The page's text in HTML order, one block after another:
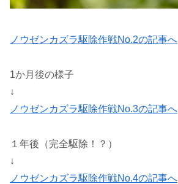
ノウゼンカズラ駆除作戦No.2の記事へ
1か月後の様子
↓
ノウゼンカズラ駆除作戦No.3の記事へ
１年後（完全駆除！？）
↓
ノウゼンカズラ駆除作戦No.4の記事へ